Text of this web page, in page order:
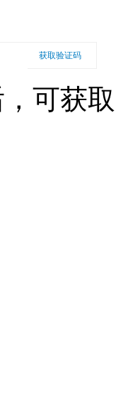
获取验证码
可获